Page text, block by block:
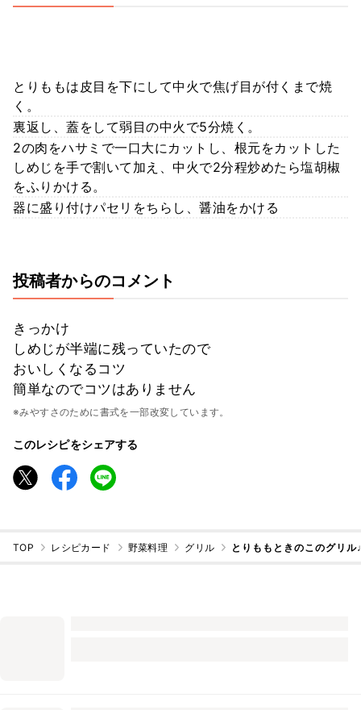
とりももは皮目を下にして中火で焦げ目が付くまで焼
く。
裏返し、蓋をして弱目の中火で5分焼く。
2の肉をハサミで一口大にカットし、根元をカットした
しめじを手で割いて加え、中火で2分程炒めたら塩胡椒
をふりかける。
器に盛り付けパセリをちらし、醤油をかける
投稿者からのコメント
きっかけ
しめじが半端に残っていたので
おいしくなるコツ
簡単なのでコツはありません
※みやすさのために書式を一部改変しています。
このレシピをシェアする
TOP レシピカード 野菜料理 グリル とりももときのこのグリ